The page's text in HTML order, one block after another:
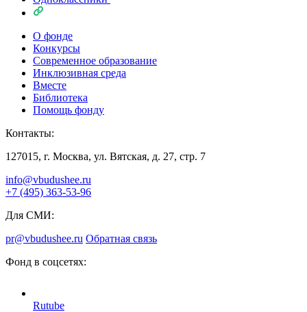
О фонде
Конкурсы
Современное образование
Инклюзивная среда
Вместе
Библиотека
Помощь фонду
Контакты:
127015, г. Москва, ул. Вятская, д. 27, стр. 7
info@vbudushee.ru
+7 (495) 363-53-96
Для СМИ:
pr@vbudushee.ru Обратная связь
Фонд в соцсетях:
Rutube